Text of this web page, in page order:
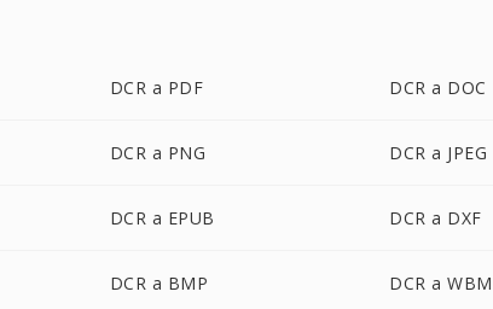
DCR a PDF DCR a DOC
DCR a PNG DCR a JPEG
DCR a EPUB DCR a DXF
DCR a BMP DCR a